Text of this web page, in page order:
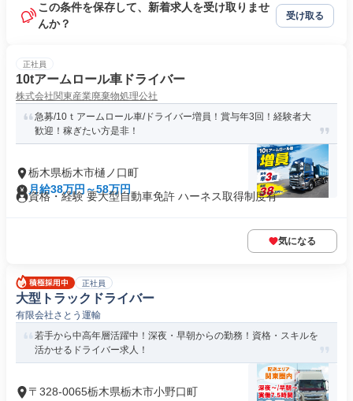
この条件を保存して、新着求人を受け取りませ
んか？
受け取る
正社員
10tアームロール車ドライバー
株式会社関東産業廃棄物処理公社
急募/10ｔアームロール車/ドライバー増員！賞与年3回！経験者大
歓迎！稼ぎたい方是非！
栃木県栃木市樋ノ口町
月給38万円～58万円
資格・経験 要大型自動車免許 ハーネス取得制度有
気になる
正社員
大型トラックドライバー
有限会社さとう運輸
若手から中高年層活躍中！深夜・早朝からの勤務！資格・スキルを
活かせるドライバー求人！
〒328-0065栃木県栃木市小野口町